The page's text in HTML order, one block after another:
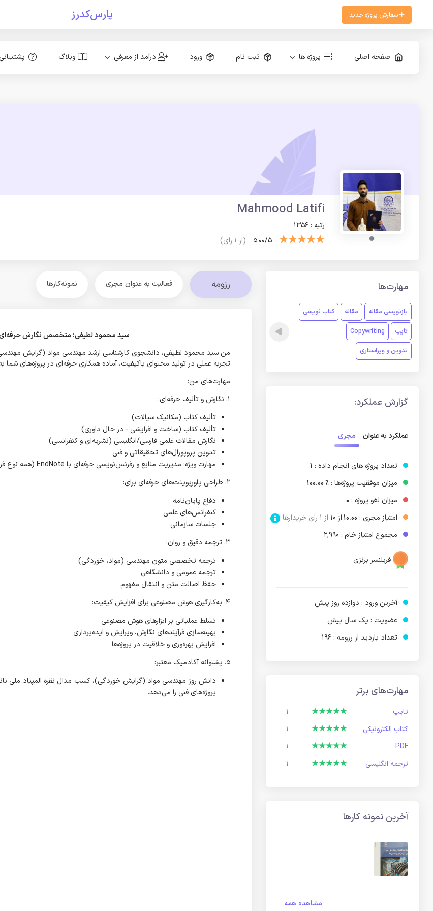
پارس‌کدرز سفارش پروژه جدید
صفحه اصلی پروژه ها ثبت نام ورود درآمد از معرفی وبلاگ پشتیبانی
Mahmood Latifi
رتبه : 1356
5.00/5
(از 1 رای)
مهارت‌ها
بازنویسی مقاله مقاله کتاب نویسی
تایپ Copywriting
تدوین و ویراستاری
گزارش عملکرد:
عملکرد به عنوان مجری
تعداد پروژه های انجام داده : 1
میزان موفقیت پروژه‌ها : ٪ 100.00
میزان لغو پروژه‌ : 0
امتیاز مجری : 10.00از ۱۰
از 1 رای خریدارها
مجموع امتیاز خام : 2,990
فریلنسر برنزی
آخرین ورود : دوازده روز پیش
عضویت : یک سال پیش
تعداد بازدید از رزومه : 196
مهارت‌های برتر
تایپ
1
کتاب الکترونیکی
1
PDF
1
ترجمه انگلیسی
1
آخرین نمونه کارها
مشاهده همه
رزومه فعالیت به عنوان مجری نمونه‌کارها
سید محمود لطیفی: متخصص نگارش حرفه‌ای،
من سید محمود لطیفی، دانشجوی کارشناسی ارشد مهندسی مواد (گرایش
تجربه عملی در تولید محتوای باکیفیت، آماده همکاری حرفه‌ای در پروژه‌های شما
مهارت‌های من:
۱. نگارش و تألیف حرفه‌ای:
تألیف کتاب (مکانیک سیالات)
تألیف کتاب (ساخت و افزایشی - در حال داوری)
نگارش مقالات علمی فارسی/انگلیسی (نشریه‌ای و کنفرانسی)
تدوین پروپوزال‌های تحقیقاتی و فنی
مهارت ویژه: مدیریت منابع و رفرنس‌نویسی حرفه‌ای با EndNote (همه نوع فرمت‌ها)
۲. طراحی پاورپوینت‌های حرفه‌ای برای:
دفاع پایان‌نامه
کنفرانس‌های علمی
جلسات سازمانی
۳. ترجمه دقیق و روان:
ترجمه تخصصی متون مهندسی (مواد، خوردگی)
ترجمه عمومی و دانشگاهی
حفظ اصالت متن و انتقال مفهوم
۴. به‌کارگیری هوش مصنوعی برای افزایش کیفیت:
تسلط عملیاتی بر ابزارهای هوش مصنوعی
بهینه‌سازی فرآیندهای نگارش، ویرایش و ایده‌پردازی
افزایش بهره‌وری و خلاقیت در پروژه‌ها
۵. پشتوانه آکادمیک معتبر:
دانش روز مهندسی مواد (گرایش خوردگی)، کسب مدال نقره المپیاد ملی
پروژه‌های فنی را می‌دهد.